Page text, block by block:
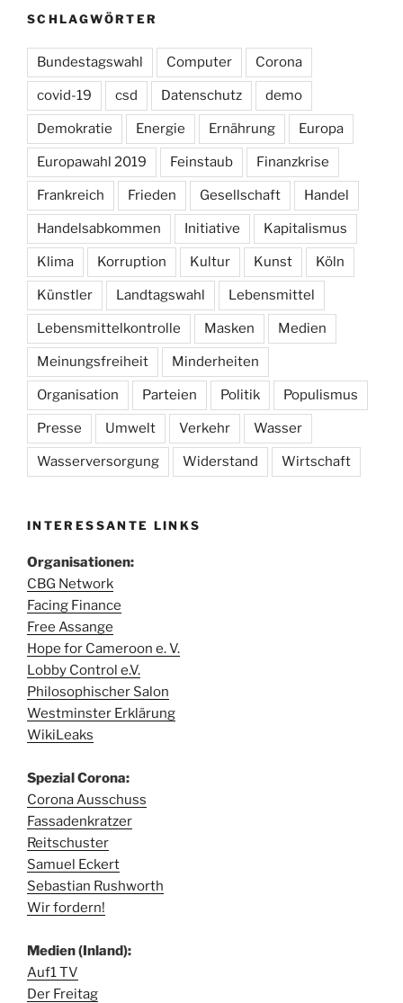
SCHLAGWÖRTER
Bundestagswahl Computer Corona
covid-19 csd Datenschutz demo
Demokratie Energie Ernährung Europa
Europawahl 2019 Feinstaub Finanzkrise
Frankreich Frieden Gesellschaft Handel
Handelsabkommen Initiative Kapitalismus
Klima Korruption Kultur Kunst Köln
Künstler Landtagswahl Lebensmittel
Lebensmittelkontrolle Masken Medien
Meinungsfreiheit Minderheiten
Organisation Parteien Politik Populismus
Presse Umwelt Verkehr Wasser
Wasserversorgung Widerstand Wirtschaft
INTERESSANTE LINKS
Organisationen:
CBG Network
Facing Finance
Free Assange
Hope for Cameroon e. V.
Lobby Control e.V.
Philosophischer Salon
Westminster Erklärung
WikiLeaks
Spezial Corona:
Corona Ausschuss
Fassadenkratzer
Reitschuster
Samuel Eckert
Sebastian Rushworth
Wir fordern!
Medien (Inland):
Auf1 TV
Der Freitag